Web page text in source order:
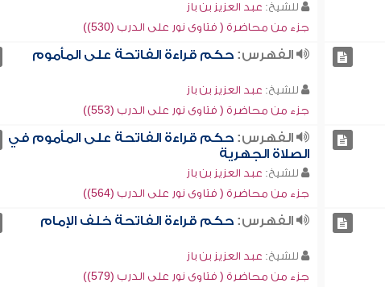
للشيخ: عبد العزيز بن باز
جزء من محاضرة ( فتاوى نور على الدرب (530))
الفهرس: حكم قراءة الفاتحة على المأموم
للشيخ: عبد العزيز بن باز
جزء من محاضرة ( فتاوى نور على الدرب (553))
الفهرس: حكم قراءة الفاتحة على المأموم في
الصلاة الجهرية
للشيخ: عبد العزيز بن باز
جزء من محاضرة ( فتاوى نور على الدرب (564))
الفهرس: حكم قراءة الفاتحة خلف الإمام
للشيخ: عبد العزيز بن باز
جزء من محاضرة ( فتاوى نور على الدرب (579))